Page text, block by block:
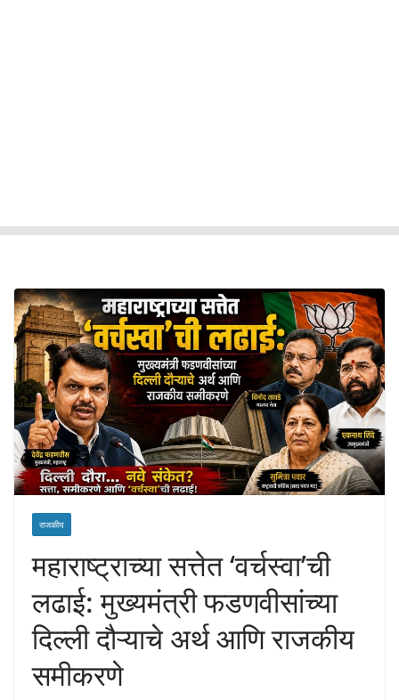
राजकीय
महाराष्ट्राच्या सत्तेत ‘वर्चस्वा’ची
लढाई: मुख्यमंत्री फडणवीसांच्या
दिल्ली दौऱ्याचे अर्थ आणि राजकीय
समीकरणे